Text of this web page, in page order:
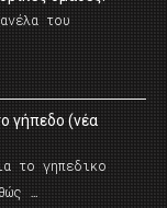
του
γήπεδο (νέα
το γηπεδικο
…